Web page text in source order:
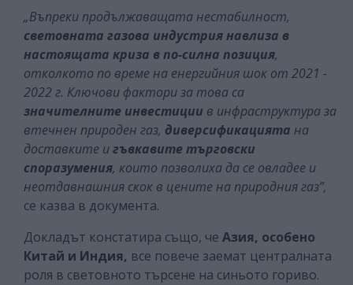
„Въпреки продължаващата нестабилност,
световната газова индустрия навлиза в
настоящата криза в по-силна позиция,
отколкото по време на енергийния шок от 2021 -
2022 г. Ключови фактори за това са
значителните инвестиции в инфраструктура за
втечнен природен газ, диверсификацията на
доставките игъвкавитетърговски
споразумения, които позволиха да се овладее и
неотдавнашния скок в цените на природния газ”,
се казва в документа.
Докладът констатира също, че Азия, особено
Китай и Индия, все повече заемат централната
роля в световното търсене на синьото гориво.